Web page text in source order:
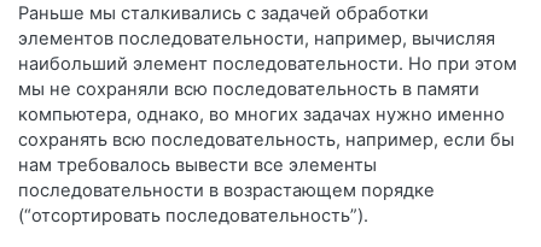
Раньше мы сталкивались с задачей обработки
элементов последовательности, например, вычисляя
наибольший элемент последовательности. Но при этом
мы не сохраняли всю последовательность в памяти
компьютера, однако, во многих задачах нужно именно
сохранять всю последовательность, например, если бы
нам требовалось вывести все элементы
последовательности в возрастающем порядке
(“отсортировать последовательность”).